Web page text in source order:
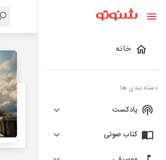
خانه
دسته بندی ها
پادکست
کتاب صوتی